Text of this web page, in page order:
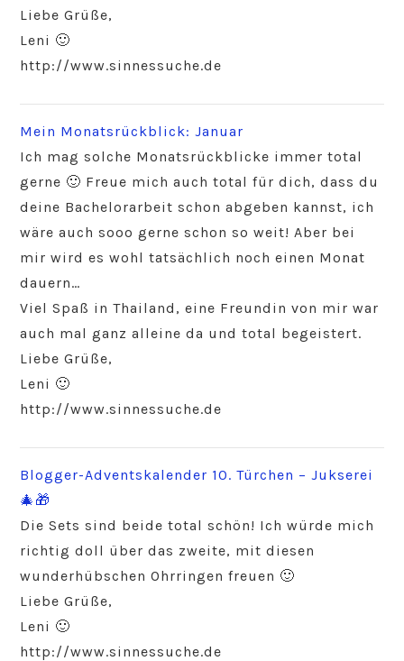
Liebe Grüße,
Leni 🙂
http://www.sinnessuche.de
Mein Monatsrückblick: Januar
Ich mag solche Monatsrückblicke immer total
gerne 🙂 Freue mich auch total für dich, dass du
deine Bachelorarbeit schon abgeben kannst, ich
wäre auch sooo gerne schon so weit! Aber bei
mir wird es wohl tatsächlich noch einen Monat
dauern…
Viel Spaß in Thailand, eine Freundin von mir war
auch mal ganz alleine da und total begeistert.
Liebe Grüße,
Leni 🙂
http://www.sinnessuche.de
Blogger-Adventskalender 10. Türchen – Jukserei
🎄🎁
Die Sets sind beide total schön! Ich würde mich
richtig doll über das zweite, mit diesen
wunderhübschen Ohrringen freuen 🙂
Liebe Grüße,
Leni 🙂
http://www.sinnessuche.de